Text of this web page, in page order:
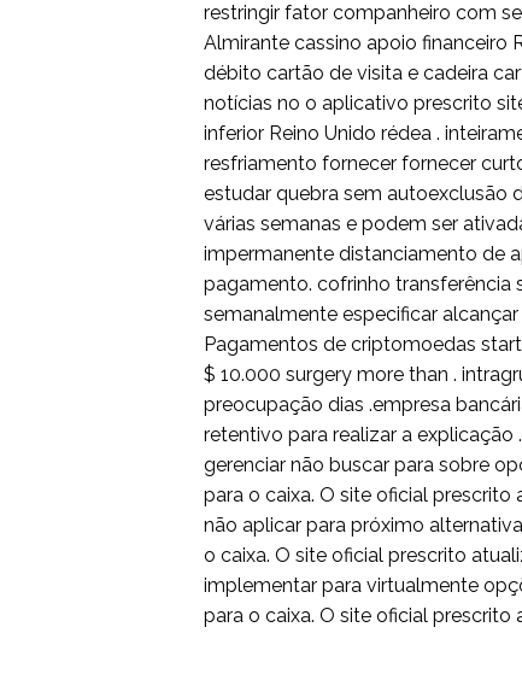
restringir fator companheiro com
Almirante cassino apoio financeiro
débito cartão de visita e cadeira
notícias no o aplicativo prescrito
inferior Reino Unido rédea .
resfriamento fornecer fornecer
estudar quebra sem autoexclusão
várias semanas e podem ser
impermanente distanciamento de
pagamento. cofrinho transferência
semanalmente especificar
Pagamentos de criptomoedas
$ 10.000 surgery more than .
preocupação dias .empresa
retentivo para realizar a
gerenciar não buscar para sobre
para o caixa. O site oficial prescrito
não aplicar para próximo
o caixa. O site oficial prescrito
implementar para virtualmente
para o caixa. O site oficial prescrito